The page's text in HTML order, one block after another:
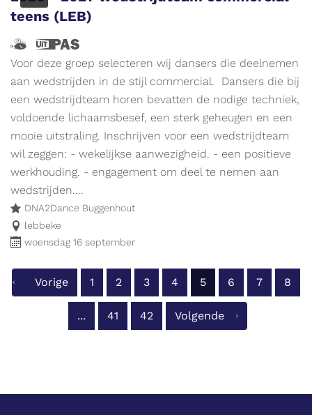
op
www.vliegjemee.be!
teens (LEB)
Hallo,
ik
ben
Vlieg
en
ik
wijs
de
weg
naar
leuke
activiteiten
kinderen.
Meer
Dit
is
een
UiTPAS
evenement.
Voor deze groep selecteren wij dansers die deelnemen
aan wedstrijden in de stijl commercial. Dansers die bij
een wedstrijdteam horen bevatten de nodige techniek,
voldoende lichaamsbesef, een sterk geheugen en een
mooie uitstraling. Inschrijven voor een wedstrijdteam
wil zeggen: - wekelijkse aanwezigheid. - een positieve
werkhouding. - engagement om deel te nemen aan
wedstrijden....
DNA2Dance Buggenhout
lebbeke
woensdag 16 september
Vorige 1 2 3 4 5 6 7 8
... 41 42 Volgende